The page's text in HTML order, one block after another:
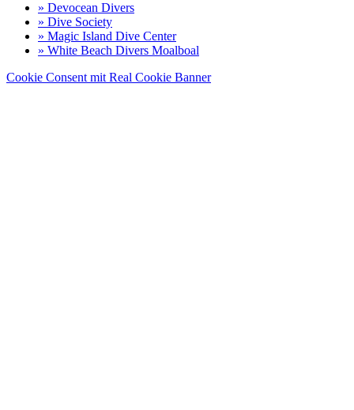
» Devocean Divers
» Dive Society
» Magic Island Dive Center
» White Beach Divers Moalboal
Cookie Consent mit Real Cookie Banner